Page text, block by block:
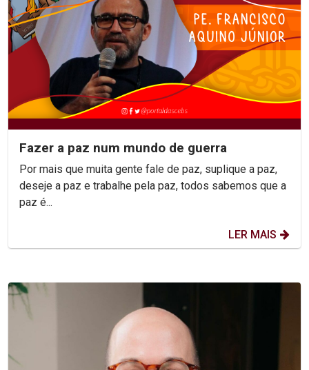
Fazer a paz num mundo de guerra
Por mais que muita gente fale de paz, suplique a paz,
deseje a paz e trabalhe pela paz, todos sabemos que a
paz é...
LER MAIS